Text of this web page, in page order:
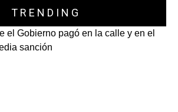
TRENDING